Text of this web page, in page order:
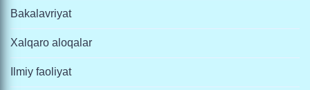
Bakalavriyat
Xalqaro aloqalar
Ilmiy faoliyat